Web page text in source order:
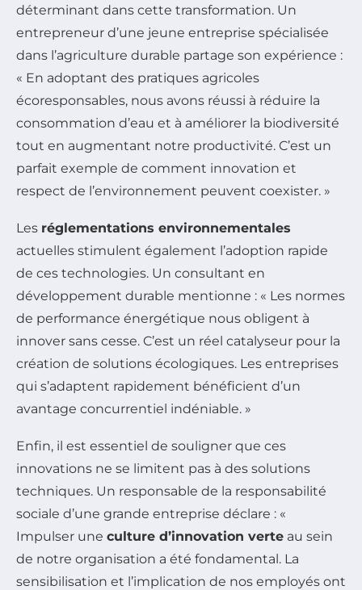
déterminant dans cette transformation. Un
entrepreneur d’une jeune entreprise spécialisée
dans l’agriculture durable partage son expérience :
« En adoptant des pratiques agricoles
écoresponsables, nous avons réussi à réduire la
consommation d’eau et à améliorer la biodiversité
tout en augmentant notre productivité. C’est un
parfait exemple de comment innovation et
respect de l’environnement peuvent coexister. »
Les réglementations environnementales
actuelles stimulent également l’adoption rapide
de ces technologies. Un consultant en
développement durable mentionne : « Les normes
de performance énergétique nous obligent à
innover sans cesse. C’est un réel catalyseur pour la
création de solutions écologiques. Les entreprises
qui s’adaptent rapidement bénéficient d’un
avantage concurrentiel indéniable. »
Enfin, il est essentiel de souligner que ces
innovations ne se limitent pas à des solutions
techniques. Un responsable de la responsabilité
sociale d’une grande entreprise déclare : «
Impulser une culture d’innovation verte au sein
de notre organisation a été fondamental. La
sensibilisation et l’implication de nos employés ont